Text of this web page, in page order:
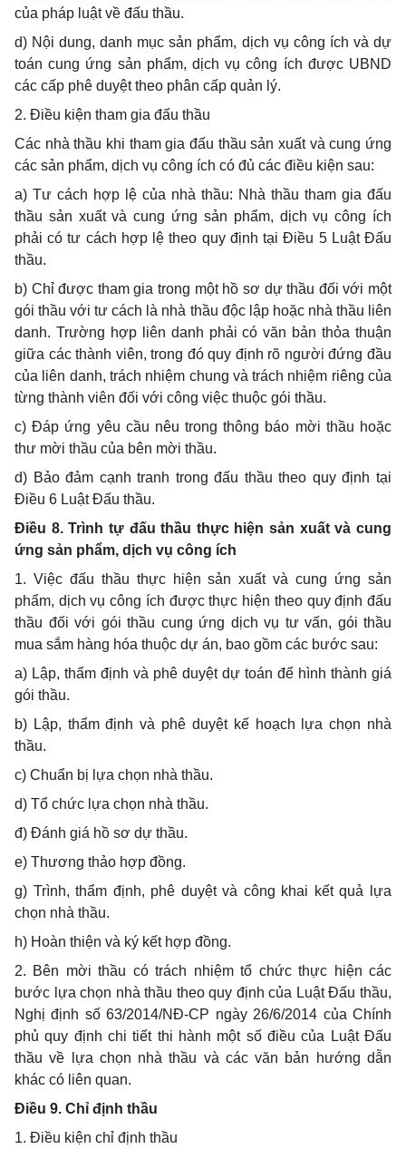
của pháp luật về đấu thầu.
d) Nội dung, danh mục sản phẩm, dịch vụ công ích và dự
toán cung ứng sản phẩm, dịch vụ công ích được UBND
các cấp phê duyệt theo phân cấp quản lý.
2. Điều kiện tham gia đấu thầu
Các nhà thầu khi tham gia đấu thầu sản xuất và cung ứng
các sản phẩm, dịch vụ công ích có đủ các điều kiện sau:
a) Tư cách hợp lệ của nhà thầu: Nhà thầu tham gia đấu
thầu sản xuất và cung ứng sản phẩm, dịch vụ công ích
phải có tư cách hợp lệ theo quy định tại Điều 5 Luật Đấu
thầu.
b) Chỉ được tham gia trong một hồ sơ dự thầu đốivới một
gói thầu với tư cách là nhà thầu độc lập hoặc nhà thầu liên
danh. Trường hợpliên danh phải có văn bản thỏa thuận
giữa các thành viên, trong đó quy định rõ người đứng đầu
của liên danh, trách nhiệm chung và trách nhiệm riêng của
từng thành viên đối với công việc thuộc gói thầu.
c) Đáp ứng yêu cầu nêu trong thông báo mời thầu hoặc
thư mời thầu của bên mời thầu.
d) Bảo đảm cạnh tranh trong đấu thầu theo quy định tại
Điều 6 Luật Đấu thầu.
Điều 8. Trình tự đấu thầu thực hiện sản xuất và cung
ứng sản phẩm, dịch vụ công ích
1. Việc đấu thầu thực hiện sản xuất và cung ứng sản
phẩm, dịch vụ công ích được thực hiện theo quy định đấu
thầu đối với gói thầu cung ứng dịch vụ tư vấn, gói thầu
mua sắm hàng hóa thuộc dự án, bao gồm các bước sau:
a) Lập, thẩm định và phê duyệt dự toán để hình thành giá
gói thầu.
b) Lập, thẩm định và phê duyệt kế hoạch lựa chọn nhà
thầu.
c) Chuẩn bị lựa chọn nhà thầu.
d) Tổ chức lựa chọn nhà thầu.
đ) Đánh giá hồ sơ dự thầu.
e) Thương thảo hợp đồng.
g) Trình, thẩm định, phê duyệt và công khai kết quả lựa
chọn nhà thầu.
h) Hoàn thiện và ký kết hợp đồng.
2. Bên mời thầu có trách nhiệm tổ chức thực hiện các
bước lựa chọn nhà thầu theo quy định của Luật Đấu thầu,
Nghị định số 63/2014/NĐ-CP ngày 26/6/2014 của Chính
phủ quy định chi tiết thi hành một số điều của Luật Đấu
thầu về lựa chọn nhà thầu và các văn bản hướng dẫn
khác có liên quan.
Điều 9. Chỉ định thầu
1. Điều kiện chỉ định thầu